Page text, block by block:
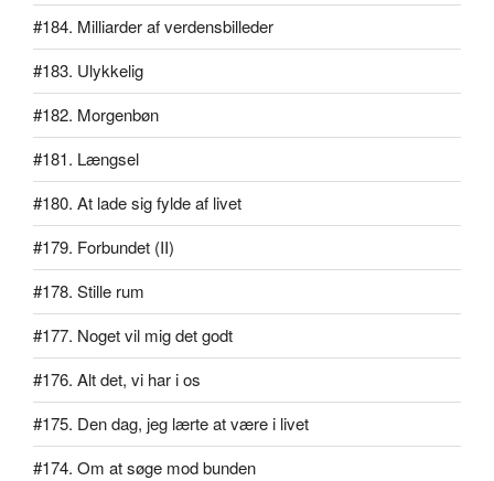
#184. Milliarder af verdensbilleder
#183. Ulykkelig
#182. Morgenbøn
#181. Længsel
#180. At lade sig fylde af livet
#179. Forbundet (II)
#178. Stille rum
#177. Noget vil mig det godt
#176. Alt det, vi har i os
#175. Den dag, jeg lærte at være i livet
#174. Om at søge mod bunden